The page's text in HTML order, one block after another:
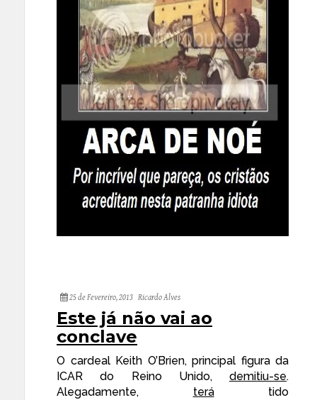
25 de Fevereiro, 2013 Ricardo Alves
Este já não vai ao
conclave
O cardeal Keith O’Brien, principal figura da
ICAR do Reino Unido, demitiu-se.
Alegadamente, terátido